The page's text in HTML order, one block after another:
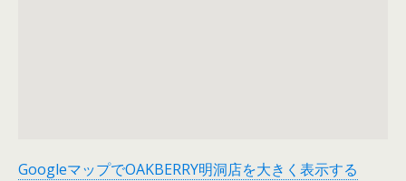
GoogleマップでOAKBERRY明洞店を大きく表示する